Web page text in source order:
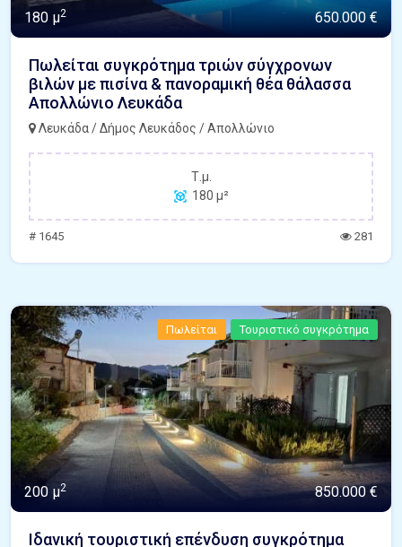
180 μ2 650.000 €
Πωλείται συγκρότημα τριών σύγχρονων
βιλών με πισίνα & πανοραμική θέα θάλασσα
Απολλώνιο Λευκάδα
Λευκάδα / Δήμος Λευκάδος / Απολλώνιο
Τ.μ.
180 μ²
# 1645 281
Πωλείται Τουριστικό συγκρότημα
200 μ2 850.000 €
Ιδανική τουριστική επένδυση συγκρότημα